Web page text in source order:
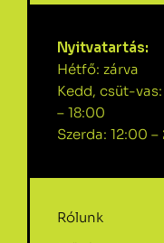
Nyitvatartás:
Hétfő: zárva
Kedd, csüt-
– 18:00
Szerda: 12:00
Rólunk